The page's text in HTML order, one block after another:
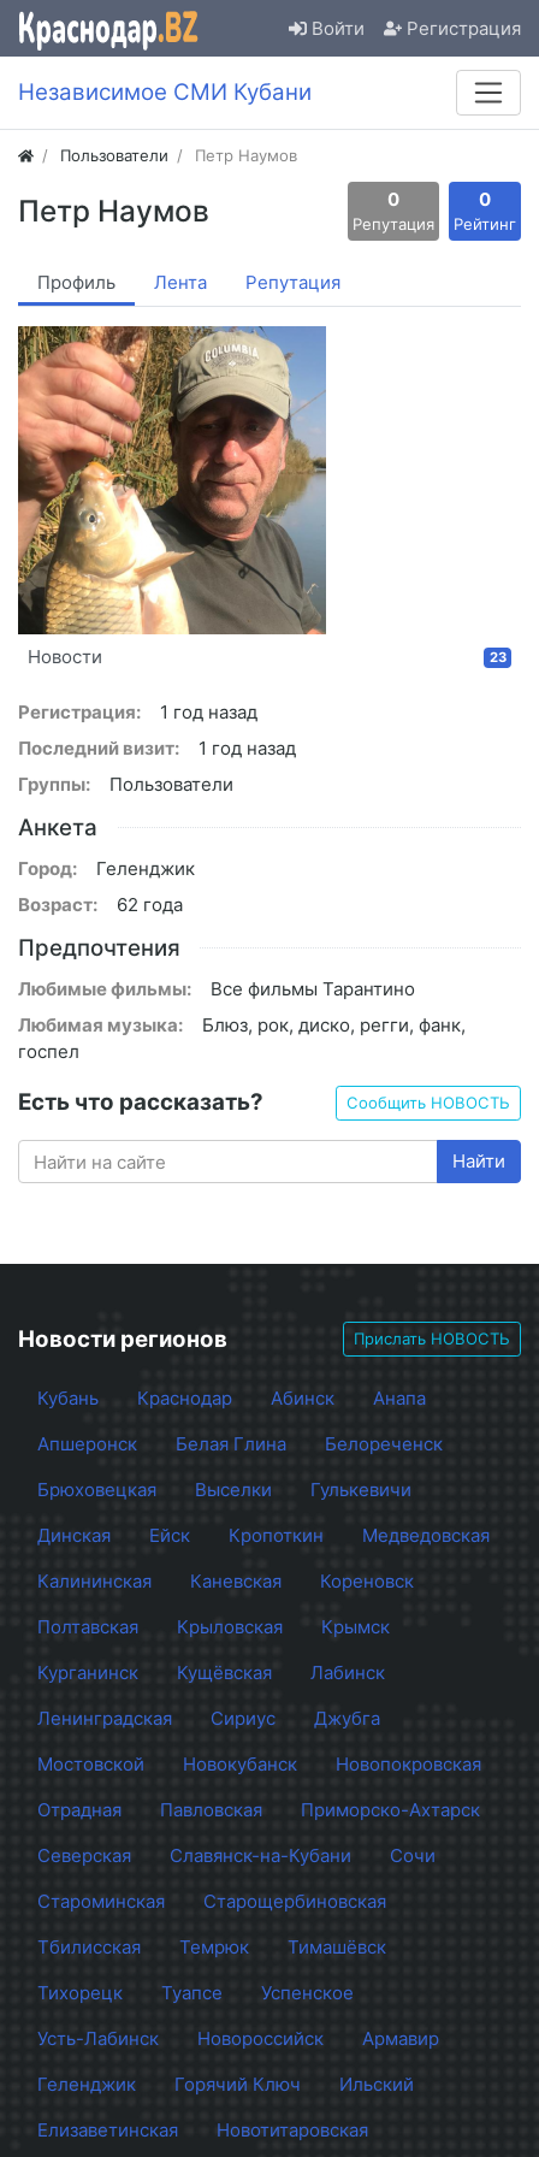
Войти Регистрация
Независимое СМИ Кубани
Пользователи Петр Наумов
Петр Наумов 0
Репутация
0
Рейтинг
Профиль Лента Репутация
Новости 23
Регистрация:
1 год назад
Последний визит:
1 год назад
Группы:
Пользователи
Анкета
Город:
Геленджик
Возраст:
62 года
Предпочтения
Любимые фильмы:
Все фильмы Тарантино
Любимая музыка:
Блюз, рок, диско, регги, фанк,
госпел
Есть что рассказать? Сообщить НОВОСТЬ
Найти
Новости регионов Прислать НОВОСТЬ
Кубань Краснодар Абинск
Анапа
Апшеронск
Белая Глина
Белореченск
Брюховецкая
Выселки
Гулькевичи
Динская
Ейск Кропоткин
Медведовская
Калининская
Каневская
Кореновск
Полтавская
Крыловская
Крымск
Курганинск
Кущёвская
Лабинск
Ленинградская
Сириус
Джубга
Мостовской
Новокубанск
Новопокровская
Отрадная
Павловская
Приморско-Ахтарск
Северская
Славянск-на-Кубани
Сочи
Староминская
Старощербиновская
Тбилисская
Темрюк
Тимашёвск
Тихорецк
Туапсе
Успенское
Усть-Лабинск
Новороссийск
Армавир
Геленджик
Горячий Ключ
Ильский
Елизаветинская
Новотитаровская